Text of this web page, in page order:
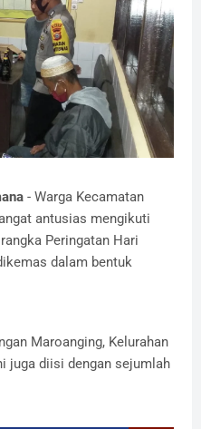
- Warga Kecamatan
antusias mengikuti
Peringatan Hari
dalam bentuk
Maroanging, Kelurahan
juga diisi dengan sejumlah